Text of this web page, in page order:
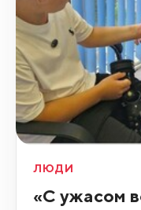
ЛЮДИ
«С ужасом